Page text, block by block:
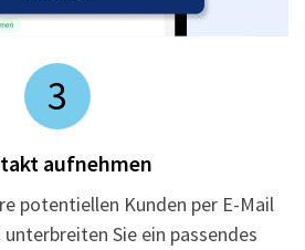
3
aufnehmen
potentiellen Kunden per E-Mail
Sie ein passendes